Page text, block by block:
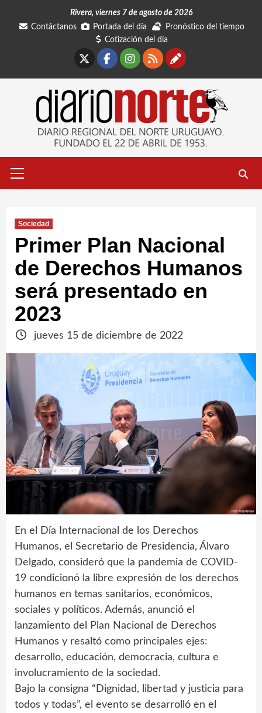
Rivera, viernes 7 de agosto de 2026
Contáctanos
Portada del día
Pronóstico del tiempo
Cotización del día
Facebook
Instagram
RSSContáctanos
primario
Sociedad
Primer Plan Nacional
de Derechos Humanos
será presentado en
2023
jueves 15 de diciembre de 2022
En el Día Internacional de los Derechos
Humanos, el Secretario de Presidencia, Álvaro
Delgado, consideró que la pandemia de COVID-
19 condicionó la libre expresión de los derechos
humanos en temas sanitarios, económicos,
sociales y políticos. Además, anunció el
lanzamiento del Plan Nacional de Derechos
Humanos y resaltó como principales ejes:
desarrollo, educación, democracia, cultura e
involucramiento de la sociedad.
Bajo la consigna “Dignidad, libertad y justicia para
todos y todas”, el evento se desarrolló en el